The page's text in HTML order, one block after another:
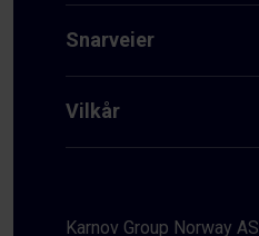
Snarveier
Vilkår
Karnov Group Norway AS